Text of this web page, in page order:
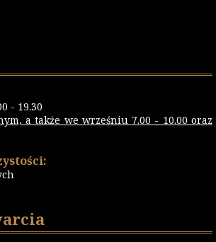
- 19.30
a także we wrześniu 7.00 - 10.00 oraz